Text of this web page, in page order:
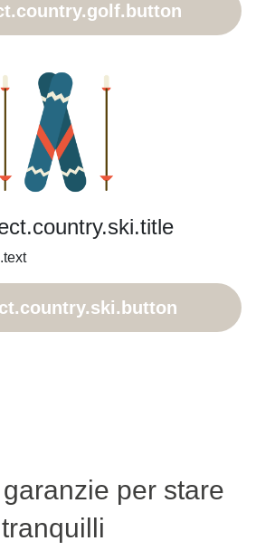
per stare
tranquilli